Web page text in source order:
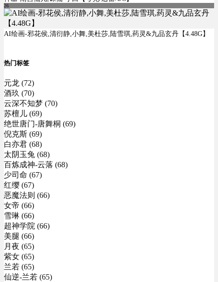
26
AI绘画-邪花侯,清衍静,小舞,美杜莎,陆雪琪,药灵&九品玄丹【4.48G】
热门标签
元龙 (72)
酒玖 (70)
云深不知梦 (70)
苏檀儿 (69)
绝世唐门-唐舞桐 (69)
倪克斯 (69)
白亦君 (68)
太阴玉兔 (68)
百炼成神-云落 (68)
少司命 (67)
红缨 (67)
恶魔法则 (66)
女帝 (66)
雪琳 (66)
超神学院 (66)
美腿 (66)
月夜 (65)
紫女 (65)
兰若 (65)
仙逆-兰若 (65)